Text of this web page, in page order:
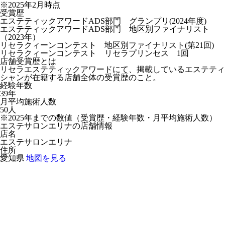
※2025年2月時点
受賞歴
エステティックアワードADS部門 グランプリ(2024年度)
エステティックアワードADS部門 地区別ファイナリスト
（2023年）
リセラクィーンコンテスト 地区別ファイナリスト(第21回)
リセラクィーンコンテスト リセラプリンセス 1回
店舗受賞歴とは
リセラエステティックアワードにて、掲載しているエステティ
シャンが在籍する店舗全体の受賞歴のこと。
経験年数
39年
月平均施術人数
50人
※2025年までの数値（受賞歴・経験年数・月平均施術人数）
エステサロンエリナの店舗情報
店名
エステサロンエリナ
住所
愛知県 地図を見る